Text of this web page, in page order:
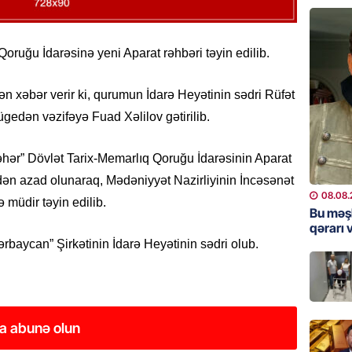
İdarəsinə yeni Aparat rəhbəri təyin edilib.
xəbər verir ki, qurumun İdarə Heyətinin sədri Rüfət
vəzifəyə Fuad Xəlilov gətirilib.
Dövlət Tarix-Memarlıq Qoruğu İdarəsinin Aparat
azad olunaraq, Mədəniyyət Nazirliyinin İncəsənət
müdir təyin edilib.
Şirkətinin İdarə Heyətinin sədri olub.
abunə olun
GÜNDƏM
həkim
MANŞET
şikayət
işıq?
Hərbi
DÜNYA
Bu
qərarı